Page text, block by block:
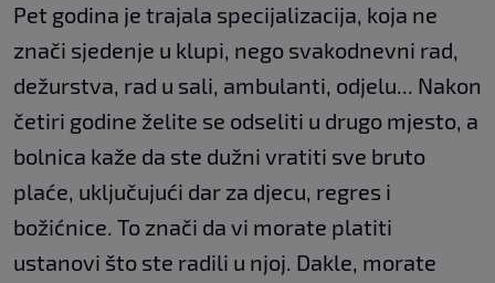
Pet godina je trajala specijalizacija, koja ne
znači sjedenje u klupi, nego svakodnevni rad,
dežurstva, rad u sali, ambulanti, odjelu... Nakon
četiri godine želite se odseliti u drugo mjesto, a
bolnica kaže da ste dužni vratiti sve bruto
plaće, uključujući dar za djecu, regres i
božićnice. To znači da vi morate platiti
ustanovi što ste radili u njoj. Dakle, morate